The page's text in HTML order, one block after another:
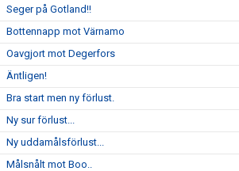
Seger på Gotland!!
Bottennapp mot Värnamo
Oavgjort mot Degerfors
Äntligen!
Bra start men ny förlust.
Ny sur förlust...
Ny uddamålsförlust...
Målsnålt mot Boo..